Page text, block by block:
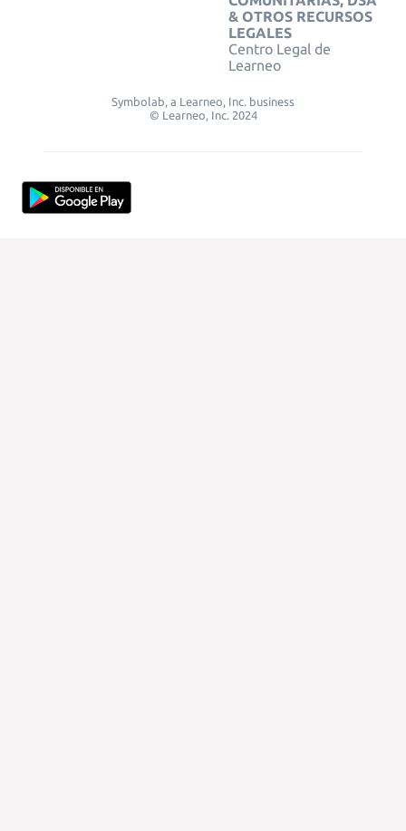
& OTROS RECURSOS
LEGALES
Centro Legal de
Learneo
Symbolab, a Learneo, Inc. business
© Learneo, Inc. 2024